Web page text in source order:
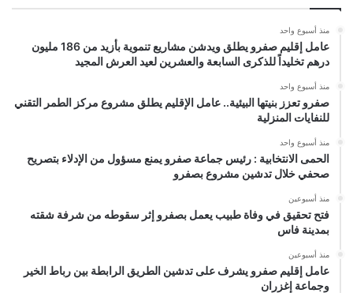
منذ أسبوع واحد
عامل إقليم صفرو يطلق ويدشن مشاريع تنموية بأزيد من 186 مليون
درهم تخليداً للذكرى السابعة والعشرين لعيد العرش المجيد
منذ أسبوع واحد
صفرو تعزز بنيتها البيئية.. عامل الإقليم يطلق مشروع مركز الطمر التقني
للنفايات المنزلية
منذ أسبوع واحد
الحمى الانتخابية : رئيس جماعة صفرو يمنع مسؤول من الإدلاء بتصريح
صحفي خلال تدشين مشروع بصفرو
منذ أسبوعين
فتح تحقيق في وفاة طبيب يعمل بصفرو إثر سقوطه من شرفة شقته
بمدينة فاس
منذ أسبوعين
عامل إقليم صفرو يشرف على تدشين الطريق الرابطة بين رباط الخير
وجماعة إغزران